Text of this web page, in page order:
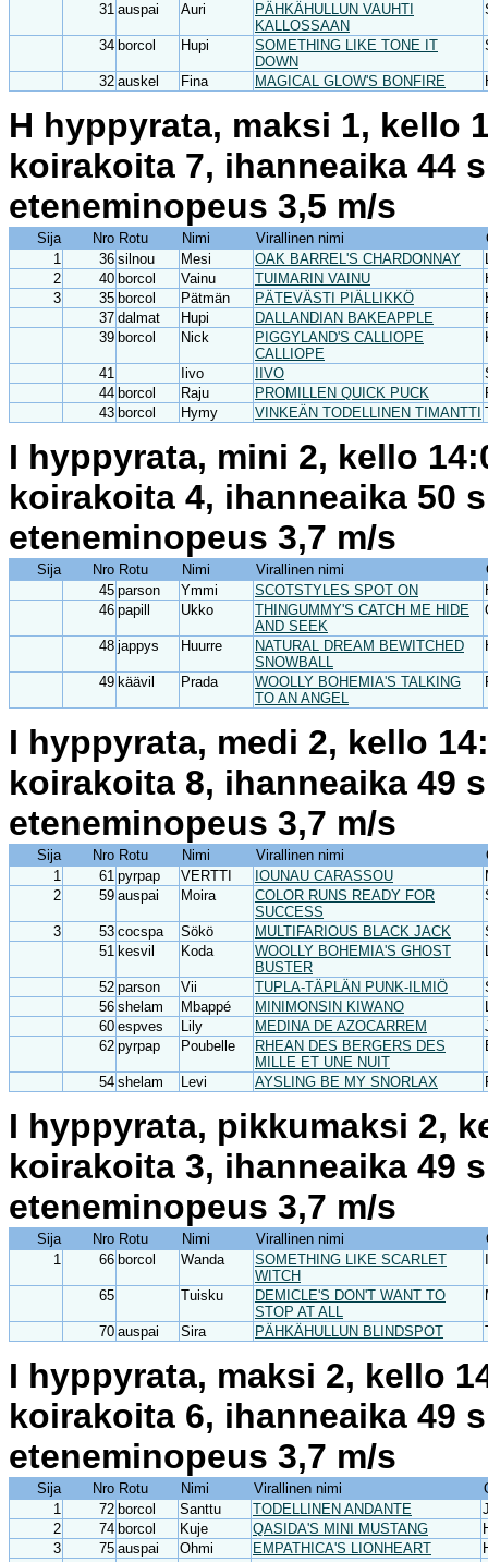
31 auspai Auri
PÄHKÄHULLUN VAUHTI
KALLOSSAAN
34 borcol Hupi
SOMETHING LIKE TONE IT
DOWN
32 auskel Fina MAGICAL GLOW'S BONFIRE
H hyppyrata, maksi 1, kello
koirakoita 7, ihanneaika 44
eteneminopeus 3,5 m/s
Sija Nro Rotu Nimi Virallinen nimi
1
36 silnou Mesi OAK BARREL'S CHARDONNAY
2
40 borcol Vainu TUIMARIN VAINU
3
35 borcol Pätmän PÄTEVÄSTI PIÄLLIKKÖ
37 dalmat Hupi DALLANDIAN BAKEAPPLE
39 borcol Nick
PIGGYLAND'S CALLIOPE
CALLIOPE
41 Iivo IIVO
44 borcol Raju PROMILLEN QUICK PUCK
43 borcol Hymy VINKEÄN TODELLINEN TIMANTTI
I hyppyrata, mini 2, kello
koirakoita 4, ihanneaika 50
eteneminopeus 3,7 m/s
Sija Nro Rotu Nimi Virallinen nimi
45 parson Ymmi SCOTSTYLES SPOT ON
46 papill Ukko
THINGUMMY'S CATCH ME HIDE
AND SEEK
48 jappys Huurre
NATURAL DREAM BEWITCHED
SNOWBALL
49 käävil Prada
WOOLLY BOHEMIA'S TALKING
TO AN ANGEL
I hyppyrata, medi 2, kello
koirakoita 8, ihanneaika 49
eteneminopeus 3,7 m/s
Sija Nro Rotu Nimi Virallinen nimi
1
61 pyrpap VERTTI IOUNAU CARASSOU
2
59 auspai Moira
COLOR RUNS READY FOR
SUCCESS
3 53 cocspa Sökö MULTIFARIOUS BLACK JACK
51 kesvil Koda
WOOLLY BOHEMIA'S GHOST
BUSTER
52 parson Vii TUPLA-TÄPLÄN PUNK-ILMIÖ
56 shelam Mbappé MINIMONSIN KIWANO
60 espves Lily MEDINA DE AZOCARREM
62 pyrpap Poubelle
RHEAN DES BERGERS DES
MILLE ET UNE NUIT
54 shelam Levi AYSLING BE MY SNORLAX
I hyppyrata, pikkumaksi 2,
koirakoita 3, ihanneaika 49
eteneminopeus 3,7 m/s
Sija Nro Rotu Nimi Virallinen nimi
1
66 borcol Wanda
SOMETHING LIKE SCARLET
WITCH
65 Tuisku
DEMICLE'S DON'T WANT TO
STOP AT ALL
70 auspai Sira PÄHKÄHULLUN BLINDSPOT
I hyppyrata, maksi 2, kello
koirakoita 6, ihanneaika 49
eteneminopeus 3,7 m/s
Sija Nro Rotu Nimi Virallinen nimi
1
72 borcol Santtu TODELLINEN ANDANTE
2
74 borcol Kuje QASIDA'S MINI MUSTANG
3
75 auspai Ohmi EMPATHICA'S LIONHEART